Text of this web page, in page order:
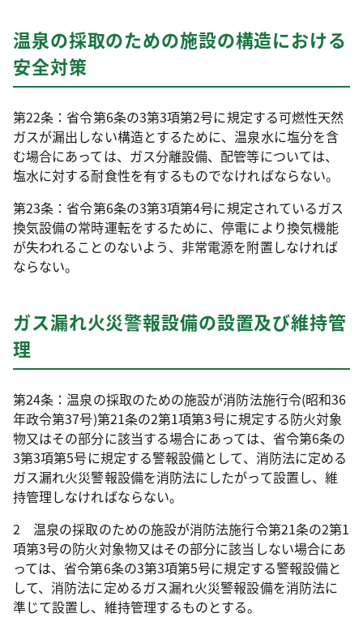
温泉の採取のための施設の構造における
安全対策
第22条：省令第6条の3第3項第2号に規定する可燃性天然
ガスが漏出しない構造とするために、温泉水に塩分を含
む場合にあっては、ガス分離設備、配管等については、
塩水に対する耐食性を有するものでなければならない。
第23条：省令第6条の3第3項第4号に規定されているガス
換気設備の常時運転をするために、停電により換気機能
が失われることのないよう、非常電源を附置しなければ
ならない。
ガス漏れ火災警報設備の設置及び維持管
理
第24条：温泉の採取のための施設が消防法施行令(昭和36
年政令第37号)第21条の2第1項第3号に規定する防火対象
物又はその部分に該当する場合にあっては、省令第6条の
3第3項第5号に規定する警報設備として、消防法に定める
ガス漏れ火災警報設備を消防法にしたがって設置し、維
持管理しなければならない。
2 温泉の採取のための施設が消防法施行令第21条の2第1
項第3号の防火対象物又はその部分に該当しない場合にあ
っては、省令第6条の3第3項第5号に規定する警報設備と
して、消防法に定めるガス漏れ火災警報設備を消防法に
準じて設置し、維持管理するものとする。